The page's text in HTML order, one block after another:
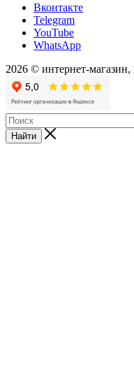
Вконтакте
Telegram
YouTube
WhatsApp
2026 © интернет-
Найти